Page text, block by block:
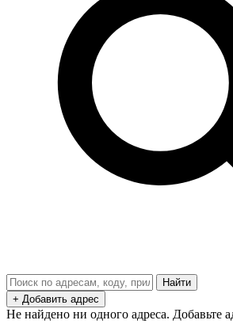
Найти
+ Добавить адрес
Не найдено ни одного адреса. Добавьте